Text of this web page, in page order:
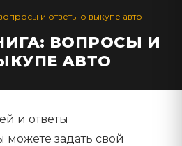
и ответы о выкупе авто
ВОПРОСЫ И
АВТО
и ответы
задать свой